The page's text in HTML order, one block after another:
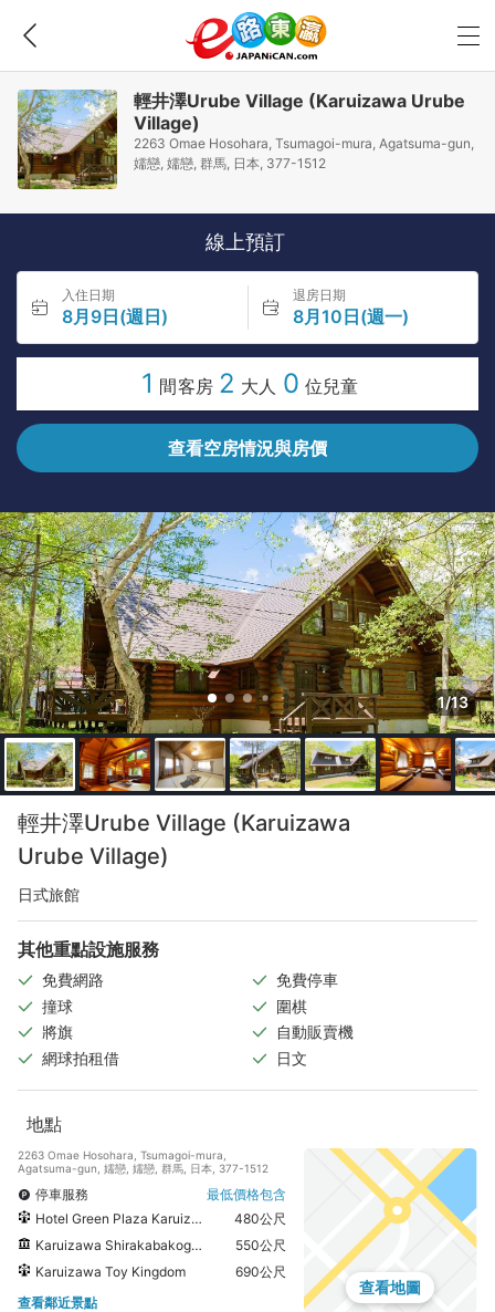
輕井澤Urube Village (Karuizawa Urube
Village)
2263 Omae Hosohara, Tsumagoi-mura, Agatsuma-gun,
嬬戀, 嬬戀, 群馬, 日本, 377-1512
線上預訂
入住日期
8月9日(週日)
退房日期
8月10日(週一)
1 間客房 2 大人 0 位兒童
查看空房情況與房價
1/13
輕井澤Urube Village (Karuizawa
Urube Village)
日式旅館
其他重點設施服務
免費網路
免費停車
撞球
圍棋
將旗
自動販賣機
網球拍租借
日文
地點
2263 Omae Hosohara, Tsumagoi-mura,
Agatsuma-gun, 嬬戀, 嬬戀, 群馬, 日本, 377-1512
停車服務
最低價格包含
Hotel Green Plaza Karuizawa
480公尺
Karuizawa Shirakabakogen Church Hotel Green Plaza Karuizawa
550公尺
Karuizawa Toy Kingdom
690公尺
查看鄰近景點
查看地圖